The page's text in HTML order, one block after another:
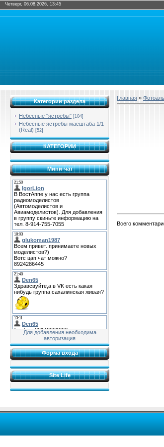
Четверг, 06.08.2026, 13:45
Категории раздела
Небесные "ястребы" [104]
Небесные ястребы масштаба 1/1
(Real) [52]
КАТЕГОРИИ
Мини-чат
Для добавления необходима
авторизация
Форма входа
Site Life
Главная »
Всего